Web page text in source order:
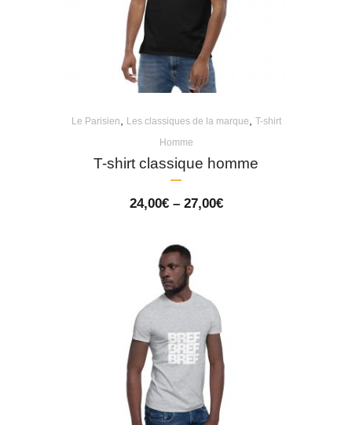
Le Parisien Les classiques de la marque
T-shirt
Homme
T-shirt classique homme
24,00€ – 27,00€Price